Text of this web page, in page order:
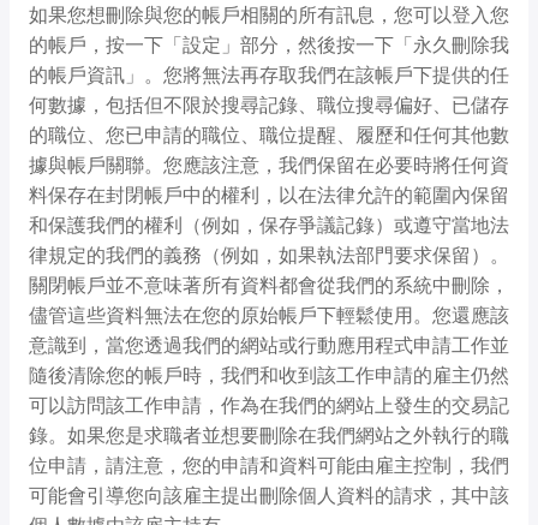
如果您想刪除與您的帳戶相關的所有訊息，您可以登入您
的帳戶，按一下「設定」部分，然後按一下「永久刪除我
的帳戶資訊」。您將無法再存取我們在該帳戶下提供的任
何數據，包括但不限於搜尋記錄、職位搜尋偏好、已儲存
的職位、您已申請的職位、職位提醒、履歷和任何其他數
據與帳戶關聯。您應該注意，我們保留在必要時將任何資
料保存在封閉帳戶中的權利，以在法律允許的範圍內保留
和保護我們的權利（例如，保存爭議記錄）或遵守當地法
律規定的我們的義務（例如，如果執法部門要求保留）。
關閉帳戶並不意味著所有資料都會從我們的系統中刪除，
儘管這些資料無法在您的原始帳戶下輕鬆使用。您還應該
意識到，當您透過我們的網站或行動應用程式申請工作並
隨後清除您的帳戶時，我們和收到該工作申請的雇主仍然
可以訪問該工作申請，作為在我們的網站上發生的交易記
錄。如果您是求職者並想要刪除在我們網站之外執行的職
位申請，請注意，您的申請和資料可能由雇主控制，我們
可能會引導您向該雇主提出刪除個人資料的請求，其中該